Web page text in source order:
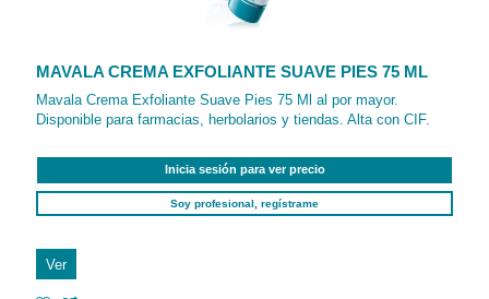
MAVALA CREMA EXFOLIANTE SUAVE PIES 75 ML
Mavala Crema Exfoliante Suave Pies 75 Ml al por mayor.
Disponible para farmacias, herbolarios y tiendas. Alta con CIF.
Inicia sesión para ver precio
Soy profesional, regístrame
Ver